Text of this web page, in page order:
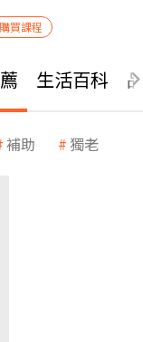
購買課程
生活百科
補助 獨老